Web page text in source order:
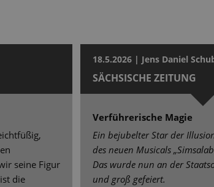
seine Figur
die
18.5.2026 | Jens Daniel
SÄCHSISCHE ZEITUNG
Verführerische Magie
Ein bejubelter Star der
des neuen Musicals
Das wurde nun an der
und groß gefeiert.